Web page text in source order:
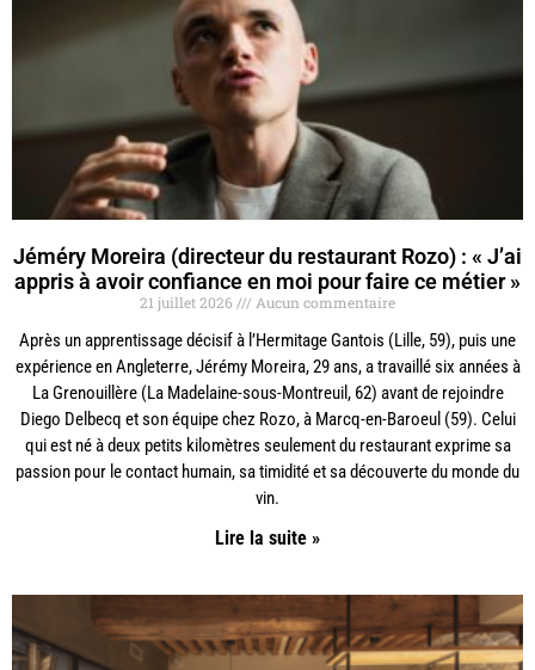
Jéméry Moreira (directeur du restaurant Rozo) : « J’ai
appris à avoir confiance en moi pour faire ce métier »
21 juillet 2026 Aucun commentaire
Après un apprentissage décisif à l’Hermitage Gantois (Lille, 59), puis une
expérience en Angleterre, Jérémy Moreira, 29 ans, a travaillé six années à
La Grenouillère (La Madelaine-sous-Montreuil, 62) avant de rejoindre
Diego Delbecq et son équipe chez Rozo, à Marcq-en-Baroeul (59). Celui
qui est né à deux petits kilomètres seulement du restaurant exprime sa
passion pour le contact humain, sa timidité et sa découverte du monde du
vin.
Lire la suite »